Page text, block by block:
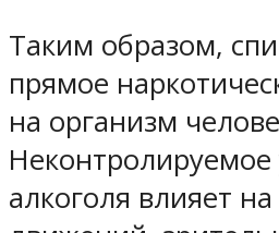
Таким образом,
прямое
на организм
алкоголя влияет